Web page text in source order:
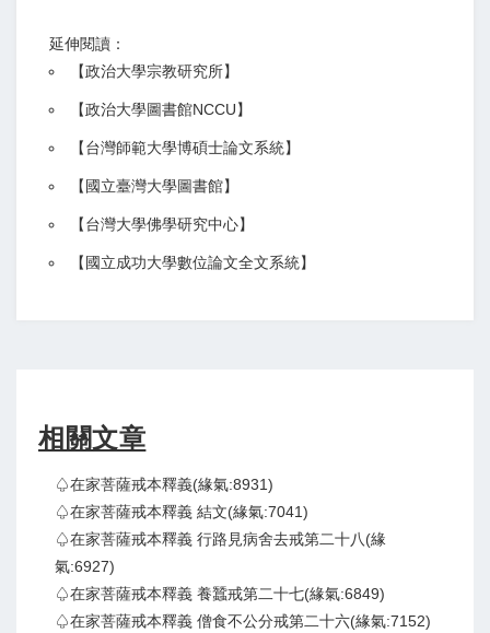
延伸閱讀：
【政治大學宗教研究所】
【政治大學圖書館NCCU】
【台灣師範大學博碩士論文系統】
【 國立臺灣大學圖書館】
【台灣大學佛學研究中心】
【 國立成功大學數位論文全文系統】
相關文章
♤在家菩薩戒本釋義(緣氣:8931)
♤在家菩薩戒本釋義 結文(緣氣:7041)
♤在家菩薩戒本釋義 行路見病舍去戒第二十八(緣
氣:6927)
♤在家菩薩戒本釋義 養蠶戒第二十七(緣氣:6849)
♤在家菩薩戒本釋義 僧食不公分戒第二十六(緣氣:7152)